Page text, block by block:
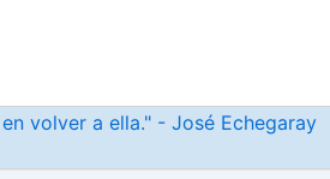
volver a ella." - José Echegaray